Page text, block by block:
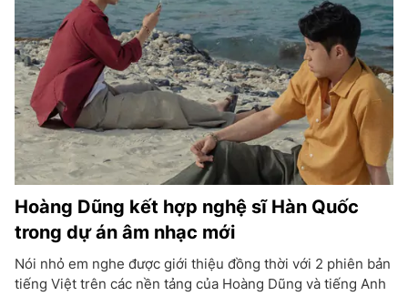
Hoàng Dũng kết hợp nghệ sĩ Hàn Quốc
trong dự án âm nhạc mới
Nói nhỏ em nghe được giới thiệu đồng thời với 2 phiên bản
tiếng Việt trên các nền tảng của Hoàng Dũng và tiếng Anh